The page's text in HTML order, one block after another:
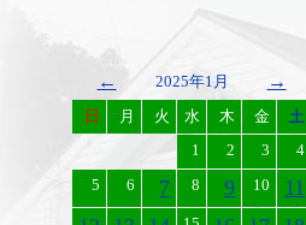
← 2025年1月 →
日 月 火 水 木 金
土
1
2 3
4
5
6 7 8 9 10
11